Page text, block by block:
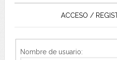
ACCESO /
Nombre de usuario: